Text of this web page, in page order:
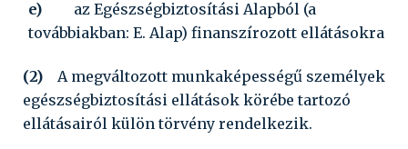
e)
az Egészségbiztosítási Alapból (a
továbbiakban: E. Alap) finanszírozott ellátásokra
(2)
A megváltozott munkaképességű személyek
egészségbiztosítási ellátások körébe tartozó
ellátásairól külön törvény rendelkezik.